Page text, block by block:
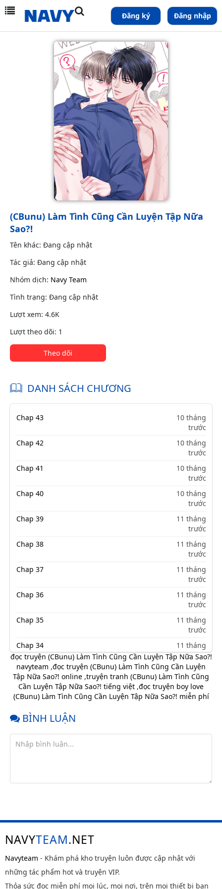
Đăng ký Đăng nhập
(CBunu) Làm Tình Cũng Cần Luyện Tập Nữa
Sao?!
Tên khác: Đang cập nhật
Tác giả: Đang cập nhật
Nhóm dịch: Navy Team
Tình trạng: Đang cập nhật
Lượt xem: 4.6K
Lượt theo dõi: 1
Theo dõi
DANH SÁCH CHƯƠNG
Chap 43
10 tháng
trước
Chap 42
10 tháng
trước
Chap 41
10 tháng
trước
Chap 40
10 tháng
trước
Chap 39
11 tháng
trước
Chap 38
11 tháng
trước
Chap 37
11 tháng
trước
Chap 36
11 tháng
trước
Chap 35
11 tháng
trước
Chap 34
11 tháng
trước
Chap 33
11 tháng
trước
Chap 32
11 tháng
Chap 31
Chap 30
trước
Chap 27
11 tháng
trước
Chap 25
trước
đọc truyện (CBunu) Làm Tình Cũng Cần Luyện Tập Nữa Sao?!
navyteam ,đọc truyện (CBunu) Làm Tình Cũng Cần Luyện
Tập Nữa Sao?! online ,truyện tranh (CBunu) Làm Tình Cũng
Cần Luyện Tập Nữa Sao?! tiếng việt ,đọc truyện boy love
(CBunu) Làm Tình Cũng Cần Luyện Tập Nữa Sao?! miễn phí
BÌNH LUẬN
NAVYTEAM.NET
Navyteam - Khám phá kho truyện luôn được cập nhật với
những tác phẩm hot và truyện VIP.
Thỏa sức đọc miễn phí mọi lúc, mọi nơi, trên mọi thiết bị bạn